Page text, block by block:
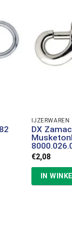
IJZERWAREN
DX
€2,08
IN